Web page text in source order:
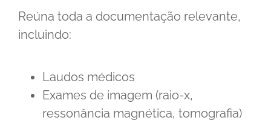
Reúna toda a documentação relevante,
incluindo:
Laudos médicos
Exames de imagem (raio-x,
ressonância magnética, tomografia)